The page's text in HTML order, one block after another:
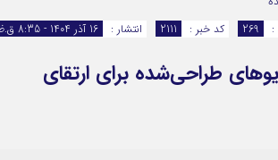
انتشار :
16 آذر 1404 - 8:35 ق.ظ کد خبر : 2111 :
269
طراحی‌شده برای ارتقای